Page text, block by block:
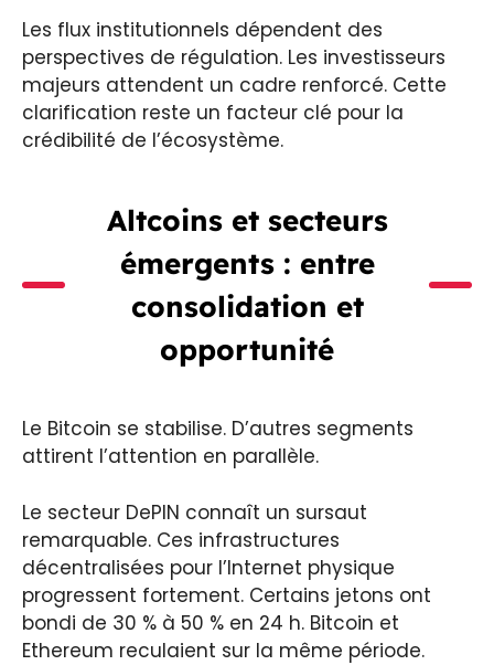
Les flux institutionnels dépendent des
perspectives de régulation. Les investisseurs
majeurs attendent un cadre renforcé. Cette
clarification reste un facteur clé pour la
crédibilité de l’écosystème.
Altcoins et secteurs
émergents : entre
consolidation et
opportunité
Le Bitcoin se stabilise. D’autres segments
attirent l’attention en parallèle.
Le secteur DePIN connaît un sursaut
remarquable. Ces infrastructures
décentralisées pour l’Internet physique
progressent fortement. Certains jetons ont
bondi de 30 % à 50 % en 24 h. Bitcoin et
Ethereum reculaient sur la même période.